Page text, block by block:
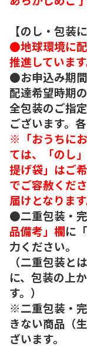
【のし・包装
●地球環境に
推進しています
●お申込み期
配達希望時期
全包装のご指
ございます。
※「おうちに
ては、「のし
提げ袋」はご
でご容赦くだ
届けとなります
●二重包装・完
品備考」欄に
力ください。
（二重包装と
に、包装の上
す。）
※二重包装・
きない商品（
ざいます。